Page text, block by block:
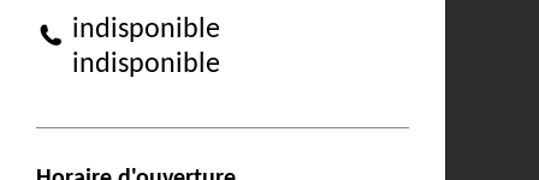
indisponible
indisponible